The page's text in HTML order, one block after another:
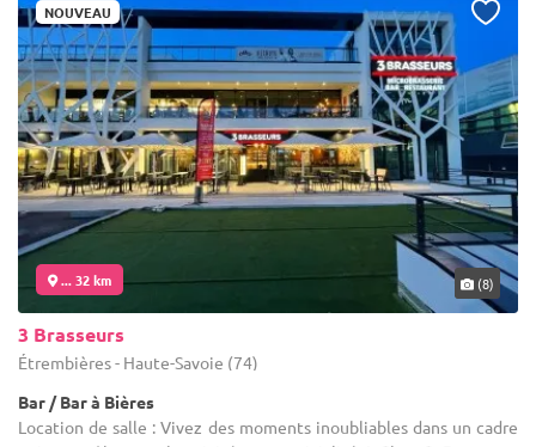
NOUVEAU
... 32 km (8)
3 Brasseurs
Étrembières - Haute-Savoie (74)
Bar / Bar à Bières
Location de salle : Vivez des moments inoubliables dans un cadre